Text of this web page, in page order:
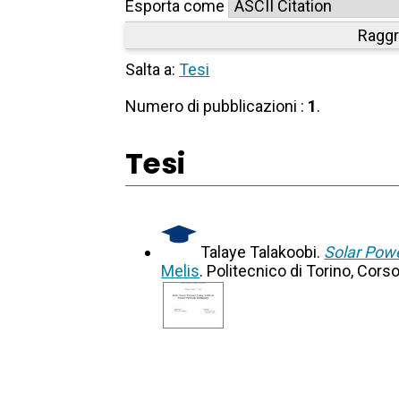
Esporta come
Salta a:Tesi
Numero di pubblicazioni : 1.
Tesi
Talaye Talakoobi. Solar
Melis. Politecnico di Torino,